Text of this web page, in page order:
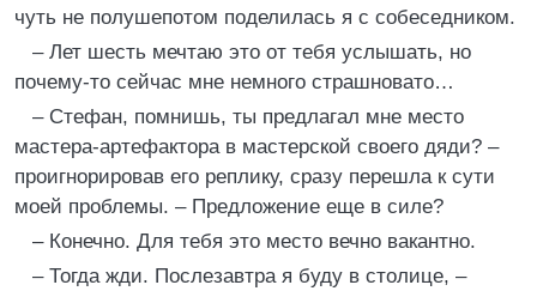
чуть не полушепотом поделилась я с собеседником.
– Лет шесть мечтаю это от тебя услышать, но
почему-то сейчас мне немного страшновато…
– Стефан, помнишь, ты предлагал мне место
мастера-артефактора в мастерской своего дяди? –
проигнорировав его реплику, сразу перешла к сути
моей проблемы. – Предложение еще в силе?
– Конечно. Для тебя это место вечно вакантно.
– Тогда жди. Послезавтра я буду в столице, –